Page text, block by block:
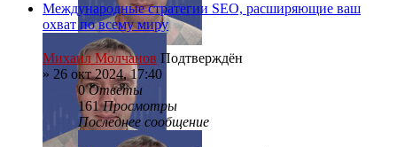
Международные стратегии SEO, расширяющие ваш
охват по всему миру
Михаил Молчанов Подтверждён
» 26 окт 2024, 17:40
0Ответы
161Просмотры
Последнее сообщение